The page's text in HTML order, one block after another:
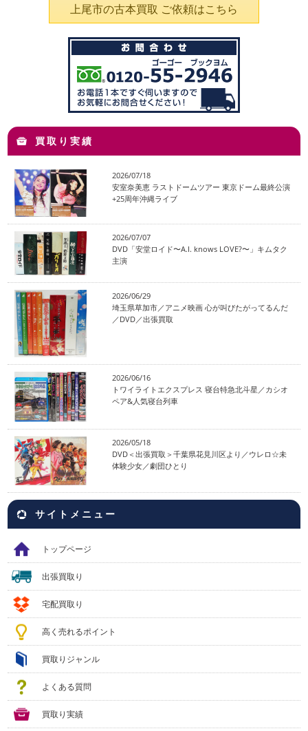
上尾市の古本買取 ご依頼はこちら
買取り実績
2026/07/18
安室奈美恵 ラストドームツアー 東京ドーム最終公演
+25周年沖縄ライブ
2026/07/07
DVD「安堂ロイド〜A.I. knows LOVE?〜」キムタク
主演
2026/06/29
埼玉県草加市／アニメ映画 心が叫びたがってるんだ
／DVD／出張買取
2026/06/16
トワイライトエクスプレス 寝台特急北斗星／カシオ
ペア&人気寝台列車
2026/05/18
DVD＜出張買取＞千葉県花見川区より／ウレロ☆未
体験少女／劇団ひとり
サイトメニュー
トップページ
出張買取り
宅配買取り
高く売れるポイント
買取りジャンル
よくある質問
買取り実績